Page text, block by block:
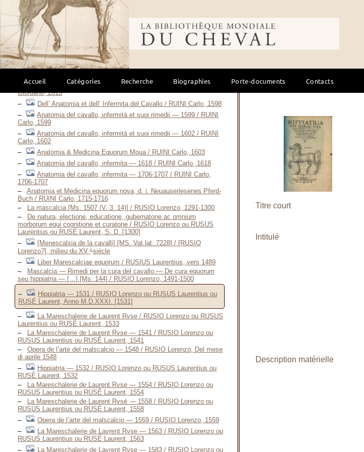
Bibliothèque mondiale du cheval
Accueil Catégories Recherche Biographies Porte-documents Contacts
Delle Malscaltie del Cavallo — (Venetia, 1561) / RUFFO
Giordano, 1561
Delle malscalzie del cavallo — (Bologna, 1561) / RUFFO
Giordano, 1561
Jordani Ruffi Calabriensis Hippiatria / RUFFUS ou RUFFO ou
RUSTO Giordano ou Jordanus, 1818
L’arte di curare il cavallo / RUFFO Giordano, 1999
Libro della Mascalcia/ RUFFO Giordano, 2002
A tradución galega do “Liber de medicina equorum” / RUFFO
Giordano, 2013
Dell’ Anatomia et dell’ Infermita del Cavallo / RUINI Carlo, 1598
Anatomia del cavallo, infermità et suoi rimedii — 1599 / RUINI
Carlo, 1599
Anatomia del cavallo, infermità et suoi rimedii — 1602 / RUINI
Carlo, 1602
Anatomia & Medicina Equorum Moua / RUINI Carlo, 1603
Anatomia del cavallo, infermita — 1618 / RUINI Carlo, 1618
Anatomia del cavallo, infermita — 1706-1707 / RUINI Carlo,
1706-1707
Anatomia et Medicina equorum nova, d. i. Neuauserlesenes Pferd-
Buch / RUINI Carlo, 1715-1716
La mascalcia [Ms. 1507 (V. 3. 14)] / RUSIO Lorenzo, 1291-1300
De natura, electione, educatione, gubernatone ac omnium
morborum equi cognitione et curatone / RUSIO Lorenzo ou RUSUS
Laurentius ou RUSÉ Laurent, S. D. [1300]
[Menescalsia de la cavalli] [MS. Vat.lat. 7228] / [RUSIO
Lorenzo?], milieu du XV e siècle
Liber Marescalciae equorum / RUSIUS Laurentius, vers 1489
Mascalcia — Rimedi per la cura del cavallo — De cura equorum
seu hippiatria — […] [Ms. 144] / RUSIO Lorenzo, 1491-1500
Hippiatria — 1531 / RUSIO Lorenzo ou RUSUS Laurentius ou
RUSÉ Laurent, Anno M.D.XXXI. [1531]
La Mareschalerie de Laurent Rvse / RUSIO Lorenzo ou RUSUS
Laurentius ou RUSÉ Laurent, 1533
La Mareschalerie de Laurent Rvse — 1541 / RUSIO Lorenzo ou
RUSUS Laurentius ou RUSÉ Laurent, 1541
Opera de l’arte del malscalcio — 1548 / RUSIO Lorenzo, Del mese
di aprile 1548
Hippiatria — 1532 / RUSIO Lorenzo ou RUSUS Laurentius ou
RUSÉ Laurent, 1532
La Mareschalerie de Laurent Rvse — 1554 / RUSIO Lorenzo ou
RUSUS Laurentius ou RUSÉ Laurent, 1554
La Mareschalerie de Laurent Rvsé — 1558 / RUSIO Lorenzo ou
RUSUS Laurentius ou RUSÉ Laurent, 1558
Opera de l’arte del malscalcio — 1559 / RUSIO Lorenzo, 1559
La Mareschalerie de Lavrent Rvse — 1563 / RUSIO Lorenzo ou
RUSUS Laurentius ou RUSÉ Laurent, 1563
La Mareschalerie de Lavrent Rvse — 1583 / RUSIO Lorenzo ou
Titre court
Intitulé
Description matérielle